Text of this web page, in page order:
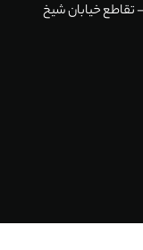
خیابان شیخ